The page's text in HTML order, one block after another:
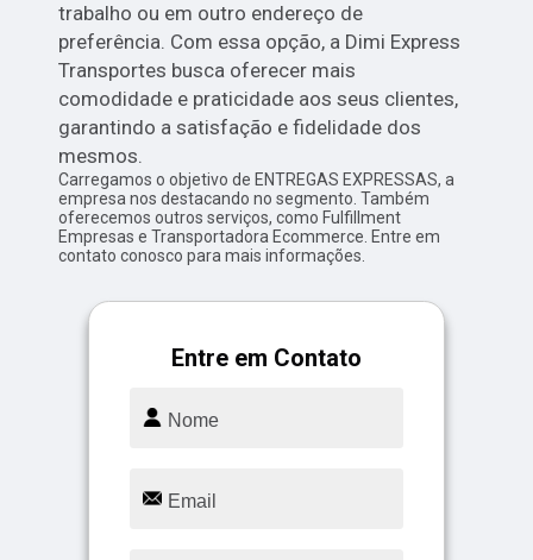
trabalho ou em outro endereço de
preferência. Com essa opção, a Dimi Express
Transportes busca oferecer mais
comodidade e praticidade aos seus clientes,
garantindo a satisfação e fidelidade dos
mesmos.
Carregamos o objetivo de ENTREGAS EXPRESSAS, a
empresa nos destacando no segmento. Também
oferecemos outros serviços, como Fulfillment
Empresas e Transportadora Ecommerce. Entre em
contato conosco para mais informações.
Entre em Contato